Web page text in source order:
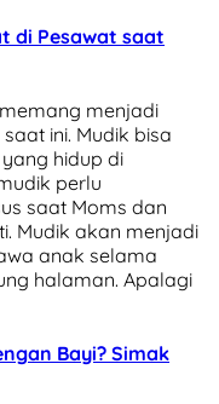
di Pesawat saat
menjadi
ini. Mudik bisa
hidup di
perlu
saat Moms dan
Mudik akan menjadi
anak selama
halaman. Apalagi
Bayi? Simak